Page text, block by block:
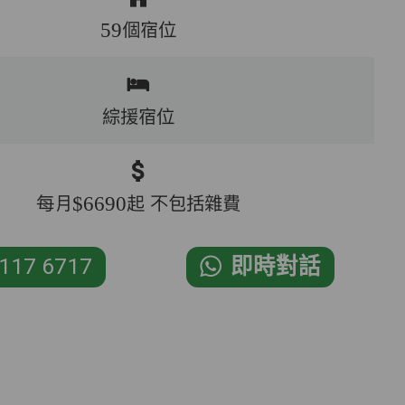
59個宿位
綜援宿位
每月$6690起 不包括雜費
6717 即時對話